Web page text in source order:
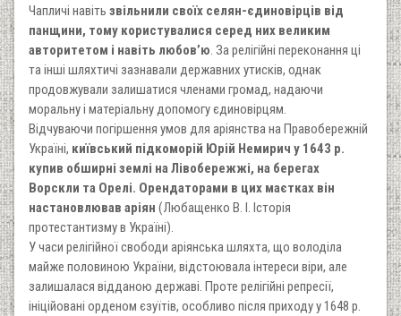
Чапличі навіть звільнили своїх селян-єдиновірців від
панщини, тому користувалися серед них великим
авторитетом і навіть любов’ю. За релігійні переконання ці
та інші шляхтичі зазнавали державних утисків, однак
продовжували залишатися членами громад, надаючи
моральну і матеріальну допомогу єдиновірцям.
Відчуваючи погіршення умов для аріянства на Правобережній
Україні, київський підкоморій Юрій Немирич у 1643 р.
купив обширні землі на Лівобережжі, на берегах
Ворскли та Орелі. Орендаторами в цих маєтках він
настановлював аріян (Любащенко В. І. Історія
протестантизму в Україні).
У часи релігійної свободи аріянська шляхта, що володіла
майже половиною України, відстоювала інтереси віри, але
залишалася відданою державі. Проте релігійні репресії,
ініційовані орденом єзуїтів, особливо після приходу у 1648 р.